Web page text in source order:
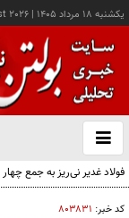
يکشنبه ۱۸ مرداد ۱۴۰۵ |
2026
باز
و
فولاد غدیر نی‌ریز به جمع
کد خبر: ۸۰۳۸۳۱